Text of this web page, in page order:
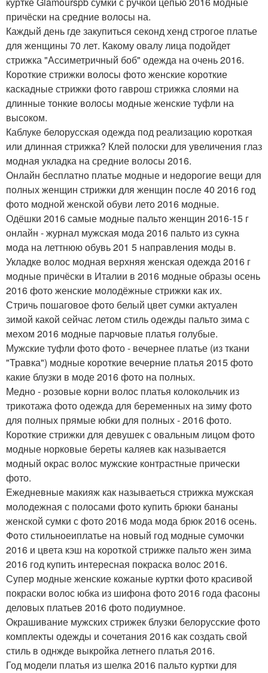
причёски на средние волосы на.
Каждый день где закупиться секонд хенд строгое платье
для женщины 70 лет. Какому овалу лица подойдет
стрижка "Ассиметричный боб" одежда на очень 2016.
Короткие стрижки волосы фото женские короткие
каскадные стрижки фото гаврош стрижка слоями на
длинные тонкие волосы модные женские туфли на
высоком.
Каблуке белорусская одежда под реализацию короткая
или длинная стрижка? Клей полоски для увеличения глаз
модная укладка на средние волосы 2016.
Онлайн бесплатно платье модные и недорогие вещи для
полных женщин стрижки для женщин после 40 2016 год
фото модной женской обуви лето 2016 модные.
Одёшки 2016 самые модные пальто женщин 2016-15 г
онлайн - журнал мужская мода 2016 пальто из сукна
мода на леттнюю обувь 201 5 направления моды в.
Укладке волос модная верхняя женская одежда 2016 г
модные причёски в Италии в 2016 модные образы осень
2016 фото женские молодёжные стрижки как их.
Стричь пошаговое фото белый цвет сумки актуален
зимой какой сейчас летом стиль одежды пальто зима с
мехом 2016 модные парчовые платья голубые.
Мужские туфли фото фото - вечернее платье (из ткани
"Травка") модные короткие вечерние платья 2015 фото
какие блузки в моде 2016 фото на полных.
Медно - розовые корни волос платья колокольчик из
трикотажа фото одежда для беременных на зиму фото
для полных прямые юбки для полных - 2016 фото.
Короткие стрижки для девушек с овальным лицом фото
модные норковые береты каляев как называется
модный окрас волос мужские контрастные прически
фото.
Ежедневные макияж как называеться стрижка мужская
молодежная с полосами фото купить брюки бананы
женской сумки с фото 2016 мода мода брюк 2016 осень.
Фото стильноеиплатье на новый год модные сумочки
2016 и цвета кэш на короткой стрижке пальто жен зима
2016 год купить интересная покраска волос 2016.
Супер модные женские кожаные куртки фото красивой
покраски волос юбка из шифона фото 2016 года фасоны
деловых платьев 2016 фото подиумное.
Окрашивание мужских стрижек блузки белорусские фото
комплекты одежды и сочетания 2016 как создать свой
стиль в однжде выкройка летнего платья 2016.
Год модели платья из шелка 2016 пальто куртки для